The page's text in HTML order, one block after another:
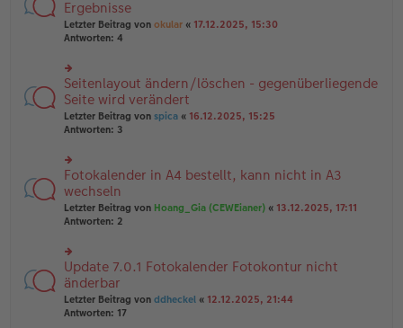
tr
a
g
el
es
e
er
B
ei
tr
a
g
te
r
u
n
el
es
e
n
er
tr
a
g
Ergebnisse
Letzter Beitrag von okular « 17.12.2025, 15:30
Antworten: 4
rs
te
r
u
n
el
es
e
n
er
tr
a
g
Seitenlayout ändern/löschen - gegenüberliegende
Seite wird verändert
Letzter Beitrag von spica « 16.12.2025, 15:25
Antworten: 3
rs
te
r
u
n
el
es
e
n
er
Fotokalender in A4 bestellt, kann nicht in A3
wechseln
Letzter Beitrag von Hoang_Gia (CEWEianer) « 13.12.2025, 17:11
Antworten: 2
rs
te
r
u
n
Update 7.0.1 Fotokalender Fotokontur nicht
änderbar
Letzter Beitrag von ddheckel « 12.12.2025, 21:44
Antworten: 17